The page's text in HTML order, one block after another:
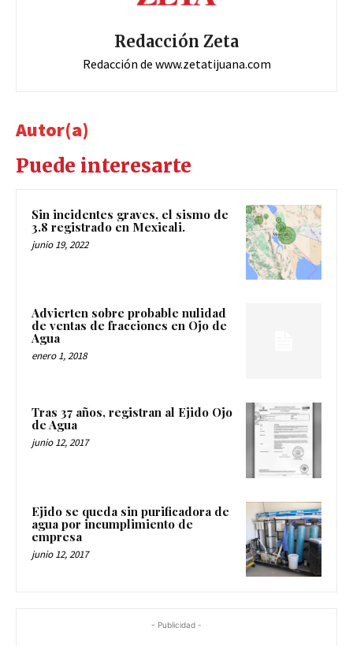
Redacción Zeta
Redacción de www.zetatijuana.com
Autor(a)
Puede interesarte
Sin incidentes graves, el sismo de
3.8 registrado en Mexicali.
junio 19, 2022
Advierten sobre probable nulidad
de ventas de fracciones en Ojo de
Agua
enero 1, 2018
Tras 37 años, registran al Ejido Ojo
de Agua
junio 12, 2017
Ejido se queda sin purificadora de
agua por incumplimiento de
empresa
junio 12, 2017
- Publicidad -